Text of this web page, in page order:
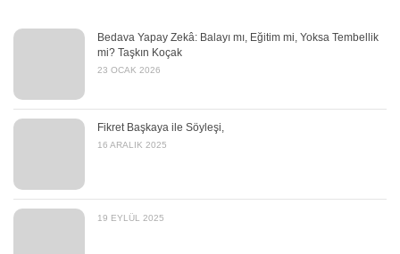
Bedava Yapay Zekâ: Balayı mı, Eğitim mi, Yoksa Tembellik
mi? Taşkın Koçak
23 OCAK 2026
Fikret Başkaya ile Söyleşi,
16 ARALIK 2025
19 EYLÜL 2025